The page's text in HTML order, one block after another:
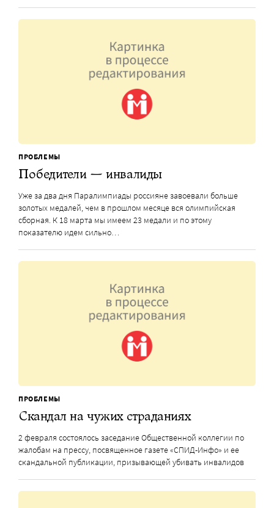
ПРОБЛЕМЫ
Победители — инвалиды
Уже за два дня Паралимпиады россияне завоевали больше
золотых медалей, чем в прошлом месяце вся олимпийская
сборная. К 18 марта мы имеем 23 медали и по этому
показателю идем сильно…
ПРОБЛЕМЫ
Скандал на чужих страданиях
2 февраля состоялось заседание Общественной коллегии по
жалобам на прессу, посвященное газете «СПИД-Инфо» и ее
скандальной публикации, призывающей убивать инвалидов